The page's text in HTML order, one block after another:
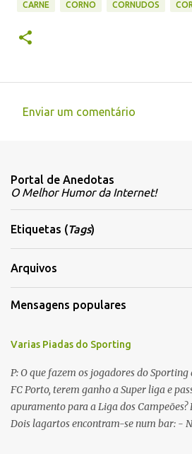
CARNE CORNO CORNUDOS
e
n
t
á
r
i
o
Enviar um comentário
Portal de Anedotas
O Melhor Humor da Internet!
Etiquetas (Tags)
Arquivos
Mensagens populares
Varias Piadas do Sporting
P: O que fazem os jogadores do
FC Porto, terem ganho a Super liga e
apuramento para a Liga dos
Dois lagartos encontram-se num bar: -